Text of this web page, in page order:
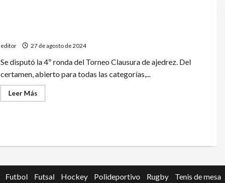
editor 27 de agosto de 2024
Se disputó la 4º ronda del Torneo Clausura de ajedrez. Del
certamen, abierto para todas las categorías,...
Leer MásLeer
más
único
Torneo
Clausura
Futbol Futsal Hockey Polideportivo Rugby Tenis de mesa